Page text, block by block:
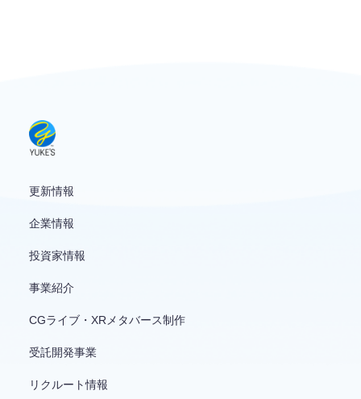
更新情報
企業情報
投資家情報
事業紹介
CGライブ・XRメタバース制作
受託開発事業
リクルート情報